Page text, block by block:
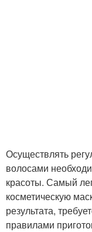
Осуществлять
волосами
красоты. Самый
косметическую
результата,
правилами